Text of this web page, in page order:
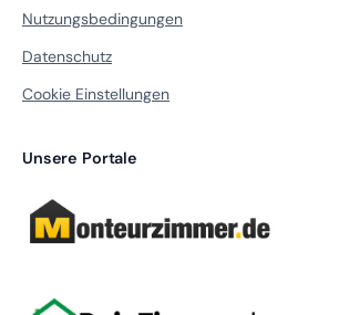
Nutzungsbedingungen
Datenschutz
Cookie Einstellungen
Unsere Portale